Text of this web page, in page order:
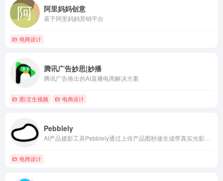
阿里妈妈创意
基于阿里妈妈营销平台
电商设计
腾讯广告妙思|妙播
腾讯广告推出的AI直播电商解决方案
图/文生视频 电商设计
Pebblely
电商设计